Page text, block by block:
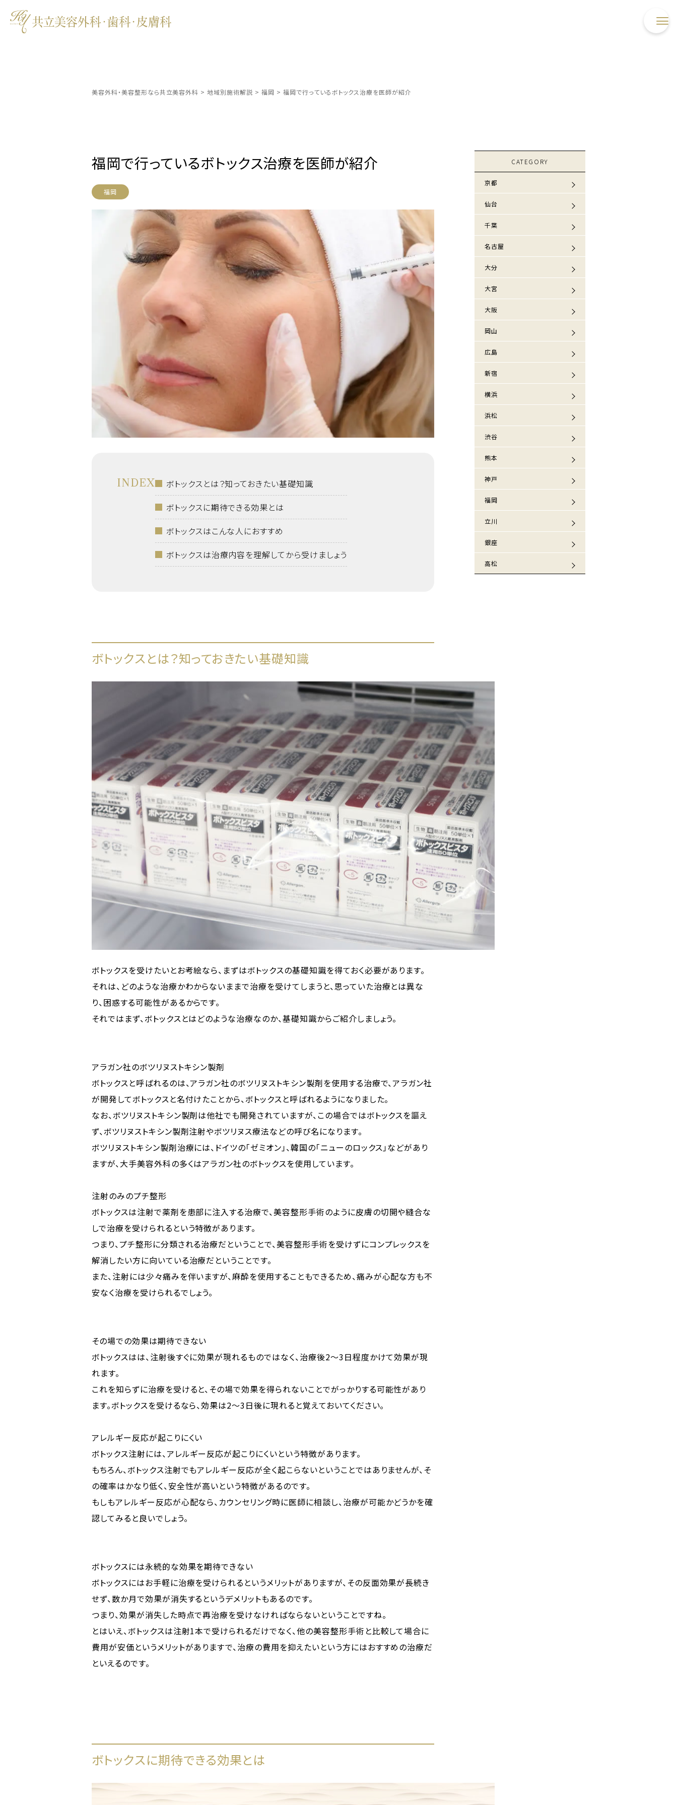
美容外科・美容整形なら共立美容外科 > 地域別施術解説 > 福岡 > 福岡で行っているボトックス治療を医師が紹介
福岡で行っているボトックス治療を医師が紹介
福岡
INDEX
ボトックスとは？知っておきたい基礎知識
ボトックスに期待できる効果とは
ボトックスはこんな人におすすめ
ボトックスは治療内容を理解してから受けましょう
ボトックスとは？知っておきたい基礎知識
ボトックスを受けたいとお考絵なら、まずはボトックスの基礎知識を得ておく必要があります。
それは、どのような治療かわからないままで治療を受けてしまうと、思っていた治療とは異な
り、困惑する可能性があるからです。
それではまず、ボトックスとはどのような治療なのか、基礎知識からご紹介しましょう。
アラガン社のボツリヌストキシン製剤
ボトックスと呼ばれるのは、アラガン社のボツリヌストキシン製剤を使用する治療で、アラガン社
が開発してボトックスと名付けたことから、ボトックスと呼ばれるようになりました。
なお、ボツリヌストキシン製剤は他社でも開発されていますが、この場合ではボトックスを謳え
ず、ボツリヌストキシン製剤注射やボツリヌス療法などの呼び名になります。
ボツリヌストキシン製剤治療には、ドイツの「ゼミオン」、韓国の「ニューのロックス」などがあり
ますが、大手美容外科の多くはアラガン社のボトックスを使用しています。
注射のみのプチ整形
ボトックスは注射で薬剤を患部に注入する治療で、美容整形手術のように皮膚の切開や縫合な
しで治療を受けられるという特徴があります。
つまり、プチ整形に分類される治療だということで、美容整形手術を受けずにコンプレックスを
解消したい方に向いている治療だということです。
また、注射には少々痛みを伴いますが、麻酔を使用することもできるため、痛みが心配な方も不
安なく治療を受けられるでしょう。
その場での効果は期待できない
ボトックスはは、注射後すぐに効果が現れるものではなく、治療後2～3日程度かけて効果が現
れます。
これを知らずに治療を受けると、その場で効果を得られないことでがっかりする可能性があり
ます。ボトックスを受けるなら、効果は2～3日後に現れると覚えておいてください。
アレルギー反応が起こりにくい
ボトックス注射には、アレルギー反応が起こりにくいという特徴があります。
もちろん、ボトックス注射でもアレルギー反応が全く起こらないということではありませんが、そ
の確率はかなり低く、安全性が高いという特徴があるのです。
もしもアレルギー反応が心配なら、カウンセリング時に医師に相談し、治療が可能かどうかを確
認してみると良いでしょう。
ボトックスには永続的な効果を期待できない
ボトックスにはお手軽に治療を受けられるというメリットがありますが、その反面効果が長続き
せず、数か月で効果が消失するというデメリットもあるのです。
つまり、効果が消失した時点で再治療を受けなければならないということですね。
とはいえ、ボトックスは注射1本で受けられるだけでなく、他の美容整形手術と比較して場合に
費用が安価というメリットがありますで、治療の費用を抑えたいという方にはおすすめの治療だ
といえるのです。
ボトックスに期待できる効果とは
CATEGORY
京都
仙台
千葉
名古屋
大分
大宮
大阪
岡山
広島
新宿
横浜
浜松
渋谷
熊本
神戸
福岡
立川
銀座
高松